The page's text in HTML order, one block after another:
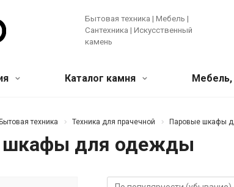
Бытовая техника | Мебель |
Сантехника | Искусственный
камень
и предметы
Зеркала
Бытовая техника
Крупная техника для кухни
Мелкая бытовая техника
Каталог камня
Акриловый
Мебель,
Бытовая техника Техника для прачечной Паровые шкафы
шкафы для одежды